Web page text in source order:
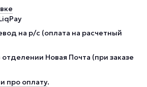
на р/с (оплата на расчетный
Новая Почта (при заказе
про оплату.